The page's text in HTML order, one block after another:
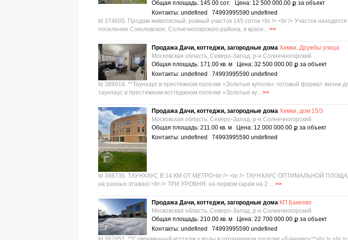
Общая площадь: 145.00 сот. Цена: 12 500 000.00 Р за объект
Контакты: undefined 74993995590 undefined
Id 374605. Продам живописный, ровный участок 145 соток.<br /> <br /> Участок
поселение Соколовское, Солнечногорского района, в краси... >>
Продажа Дачи, коттеджи, загородные дома Химки, Дружбы улица
Московская область, Северо-Запад, р-н Солнечногорский
Общая площадь: 171.00 кв. м Цена: 32 500 000.00 Р за объект
Контакты: undefined 74993995590 undefined
Id 388918. **Таунхаус в престижном поселке «Золотые купола»: готовый формат
таунхаус в престижном коттеджном поселке «Золотые ку... >>
Продажа Дачи, коттеджи, загородные дома Химки, дом 15/3
Московская область, Северо-Запад, р-н Солнечногорский
Общая площадь: 211.00 кв. м Цена: 12 000 000.00 Р за объект
Контакты: undefined 74993995590 undefined
Id 388735. ТАУНХАУС В 14 КМ ОТ МЕТРО<br /> <br /> ТАУНХАУС ОПТИМАЛЬНОЙ
на разных этажах) <br /> ТРИ УРОВНЯ: на первом гараж на 2 ... >>
Продажа Дачи, коттеджи, загородные дома КП Бакеево
Московская область, Северо-Запад, р-н Солнечногорский
Общая площадь: 210.00 кв. м Цена: 22 700 000.00 Р за объект
Контакты: undefined 74993995590 undefined